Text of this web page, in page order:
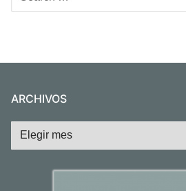
por:
ARCHIVOS
Archivos